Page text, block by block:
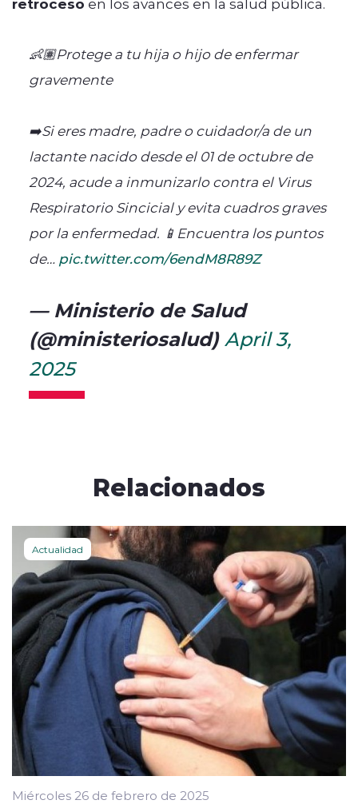
👶🏽Protege a tu hija o hijo de enfermar
gravemente
➡️Si eres madre, padre o cuidador/a de un
lactante nacido desde el 01 de octubre de
2024, acude a inmunizarlo contra el Virus
Respiratorio Sincicial y evita cuadros graves
por la enfermedad. 📱Encuentra los puntos
de… pic.twitter.com/6endM8R89Z
— Ministerio de Salud
(@ministeriosalud) April 3,
2025
Relacionados
Actualidad
Miércoles 26 de febrero de 2025